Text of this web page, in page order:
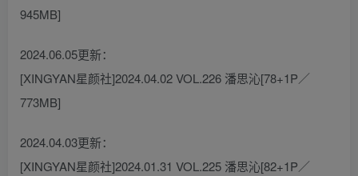
945MB]
2024.06.05更新：
[XINGYAN星颜社]2024.04.02 VOL.226 潘思沁[78+1P／
773MB]
2024.04.03更新：
[XINGYAN星颜社]2024.01.31 VOL.225 潘思沁[82+1P／